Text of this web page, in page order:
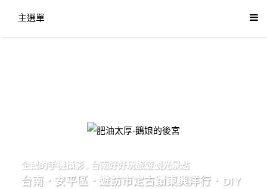
主選單
肥油太厚-鵝娘的後宮
企鵝的手機攝影 台南好好玩旅遊觀光景點
台南．安平區．遊訪市定古蹟東興洋行．DIY